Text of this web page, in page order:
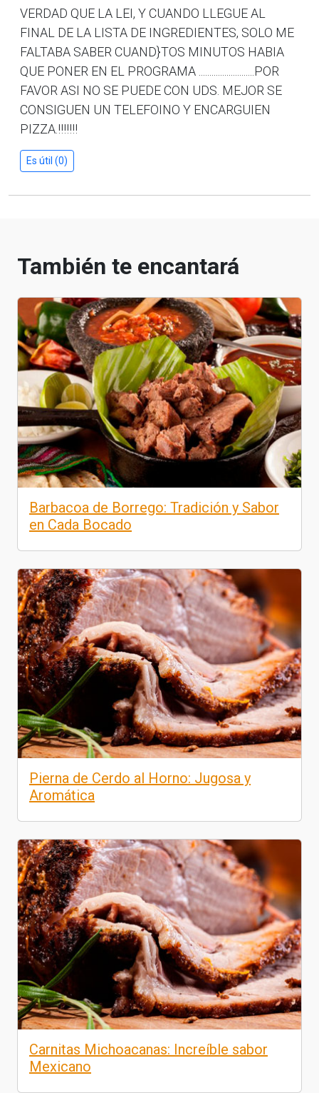
VERDAD QUE LA LEI, Y CUANDO LLEGUE AL
FINAL DE LA LISTA DE INGREDIENTES, SOLO ME
FALTABA SABER CUAND}TOS MINUTOS HABIA
QUE PONER EN EL PROGRAMA ..........................POR
FAVOR ASI NO SE PUEDE CON UDS. MEJOR SE
CONSIGUEN UN TELEFOINO Y ENCARGUIEN
PIZZA.!!!!!!!
Es útil (0)
También te encantará
Barbacoa de Borrego: Tradición y Sabor
en Cada Bocado
Pierna de Cerdo al Horno: Jugosa y
Aromática
Carnitas Michoacanas: Increíble sabor
Mexicano